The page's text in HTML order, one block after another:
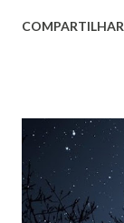
identidade
Ao dizer que
abandonar
expõe algo que
espiritualidade
COMPARTILHAR